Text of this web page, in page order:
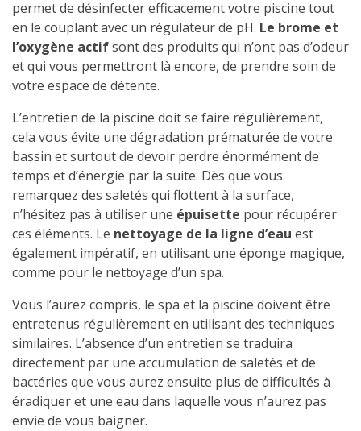
permet de désinfecter efficacement votre piscine tout
en le couplant avec un régulateur de pH. Le brome et
l’oxygène actifsont des produits qui n’ont pas d’odeur
et qui vous permettront là encore, de prendre soin de
votre espace de détente.
L’entretien de la piscine doit se faire régulièrement,
cela vous évite une dégradation prématurée de votre
bassin et surtout de devoir perdre énormément de
temps et d’énergie par la suite. Dès que vous
remarquez des saletés qui flottent à la surface,
n’hésitez pas à utiliser une épuisette pour récupérer
ces éléments. Le nettoyage de la ligne d’eau est
également impératif, en utilisant une éponge magique,
comme pour le nettoyage d’un spa.
Vous l’aurez compris, le spa et la piscine doivent être
entretenus régulièrement en utilisant des techniques
similaires. L’absence d’un entretien se traduira
directement par une accumulation de saletés et de
bactéries que vous aurez ensuite plus de difficultés à
éradiquer et une eau dans laquelle vous n’aurez pas
envie de vous baigner.